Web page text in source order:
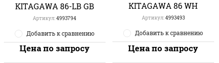
KITAGAWA 86-LB GB
Артикул:4993794
Добавить к сравнению
Цена по запросу
KITAGAWA 86 WH
Артикул:4993493
Добавить к сравнению
Цена по запросу